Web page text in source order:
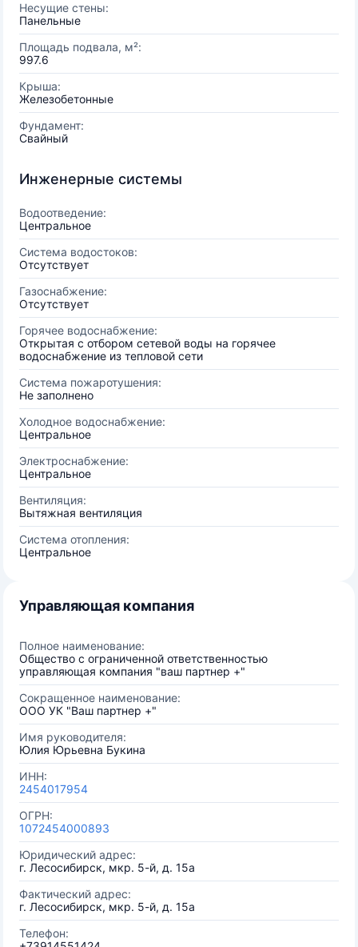
Несущие стены:
Панельные
Площадь подвала, м²:
997.6
Крыша:
Железобетонные
Фундамент:
Свайный
Инженерные системы
Водоотведение:
Центральное
Система водостоков:
Отсутствует
Газоснабжение:
Отсутствует
Горячее водоснабжение:
Открытая с отбором сетевой воды на горячее
водоснабжение из тепловой сети
Система пожаротушения:
Не заполнено
Холодное водоснабжение:
Центральное
Электроснабжение:
Центральное
Вентиляция:
Вытяжная вентиляция
Система отопления:
Центральное
Управляющая компания
Полное наименование:
Общество с ограниченной ответственностью
управляющая компания "ваш партнер +"
Сокращенное наименование:
ООО УК "Ваш партнер +"
Имя руководителя:
Юлия Юрьевна Букина
ИНН:
2454017954
ОГРН:
1072454000893
Юридический адрес:
г. Лесосибирск, мкр. 5-й, д. 15а
Фактический адрес:
г. Лесосибирск, мкр. 5-й, д. 15а
Телефон: